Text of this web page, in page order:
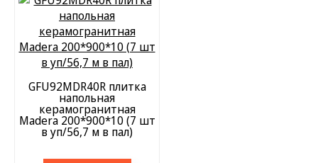
GFU92MDR40R плитка
напольная
керамогранитная
Madera 200*900*10 (7 шт
в уп/56,7 м в пал)